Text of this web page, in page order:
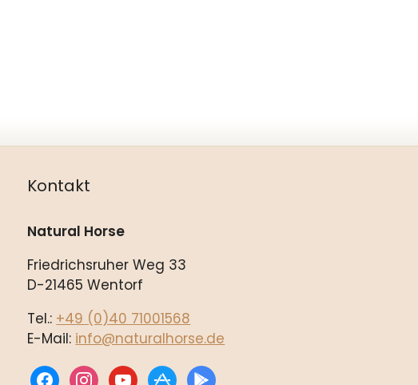
Kontakt
Natural Horse
Friedrichsruher Weg 33
D-21465 Wentorf
Tel.: +49 (0)40 71001568
E-Mail: info@naturalhorse.de
facebookinstagramyoutubeappstore
play